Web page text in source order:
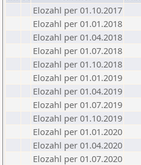
Elozahl per 01.10.2017
Elozahl per 01.01.2018
Elozahl per 01.04.2018
Elozahl per 01.07.2018
Elozahl per 01.10.2018
Elozahl per 01.01.2019
Elozahl per 01.04.2019
Elozahl per 01.07.2019
Elozahl per 01.10.2019
Elozahl per 01.01.2020
Elozahl per 01.04.2020
Elozahl per 01.07.2020